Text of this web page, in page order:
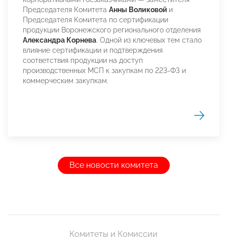
Председателя Комитета Анны Воликовой и
Председателя Комитета по сертификации
продукции Воронежского регионального отделения
Александра Корнева. Одной из ключевых тем стало
влияние сертификации и подтверждения
соответствия продукции на доступ
производственных МСП к закупкам по 223-ФЗ и
коммерческим закупкам.
Все новости комитета
Комитеты и Комиссии